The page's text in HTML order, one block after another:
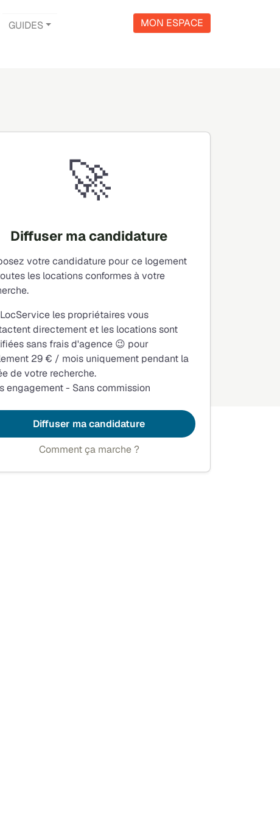
GUIDES MON ESPACE
🚀
Diffuser ma candidature
votre candidature pour ce logement
les locations conformes à votre
les propriétaires vous
directement et les locations sont
sans frais d'agence 😉 pour
29 € / mois uniquement pendant la
de votre recherche.
engagement - Sans commission
Diffuser ma candidature
Comment ça marche ?